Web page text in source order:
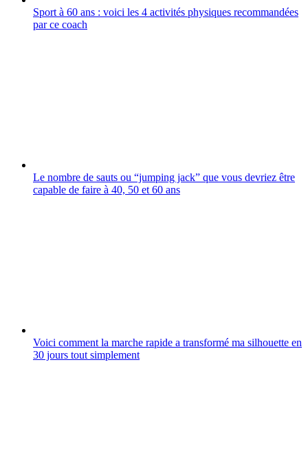
Sport à 60 ans : voici les 4 activités physiques recommandées
par ce coach
Le nombre de sauts ou “jumping jack” que vous devriez être
capable de faire à 40, 50 et 60 ans
Voici comment la marche rapide a transformé ma silhouette en
30 jours tout simplement